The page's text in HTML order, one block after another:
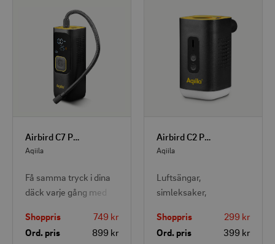
Airbird C7 Pump (inflate/deflate)
Aqiila
Få samma tryck i dina
däck varje gång med
supersnabbt och
bekvämare än vanliga
Shoppris
749 kr
Ord. pris
899 kr
Airbird C2 Pump+camping light, inflate/deflate
Aqiila
Luftsängar,
simleksaker,
yogabollar är ingen
utmaning för den
Shoppris
299 kr
Ord. pris
399 kr